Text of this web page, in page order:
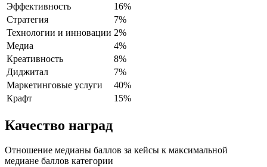
Эффективность
16%
Стратегия
7%
Технологии и инновации 2%
Медиа
4%
Креативность
8%
Диджитал
7%
Маркетинговые услуги
40%
Крафт
15%
Качество наград
Отношение медианы баллов за кейсы к максимальной
медиане баллов категории